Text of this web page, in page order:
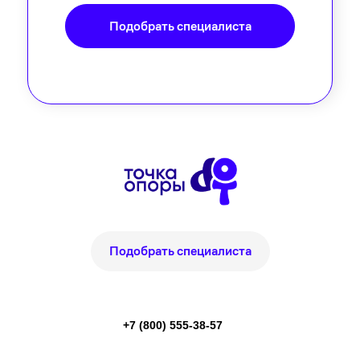
Подобрать специалиста
Подобрать специалиста
+7 (800) 555-38-57